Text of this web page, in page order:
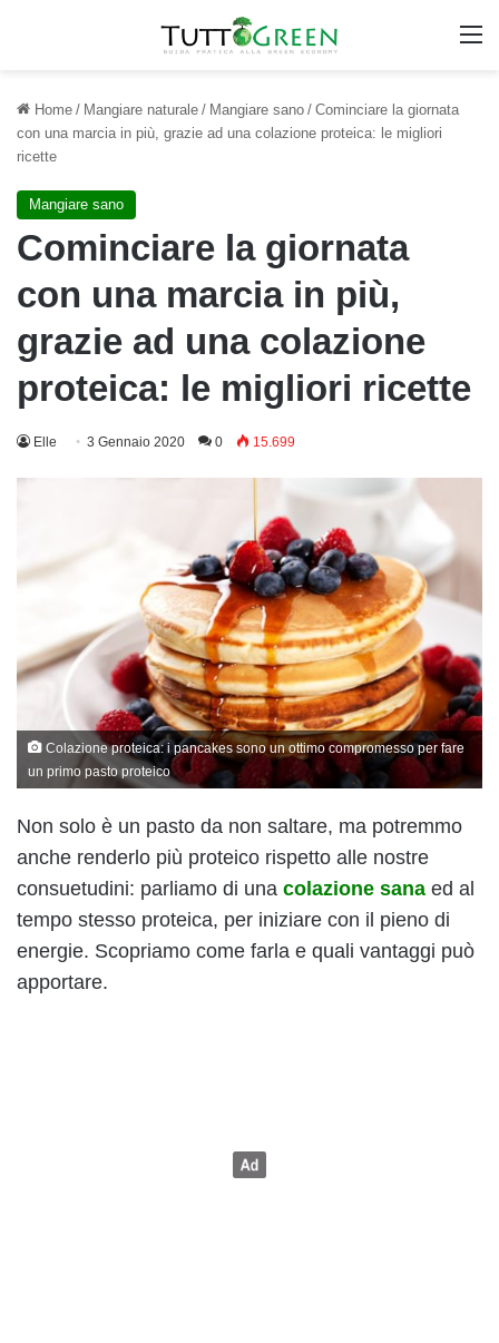
Home / Mangiare naturale / Mangiare sano / Cominciare la giornata
con una marcia in più, grazie ad una colazione proteica: le migliori
ricette
Mangiare sano
Cominciare la giornata
con una marcia in più,
grazie ad una colazione
proteica: le migliori ricette
Elle 3 Gennaio 2020 0 15.699
Colazione proteica: i pancakes sono un ottimo compromesso per fare
un primo pasto proteico
Non solo è un pasto da non saltare, ma potremmo
anche renderlo più proteico rispetto alle nostre
consuetudini: parliamo di una colazione sana ed al
tempo stesso proteica, per iniziare con il pieno di
energie. Scopriamo come farla e quali vantaggi può
apportare.